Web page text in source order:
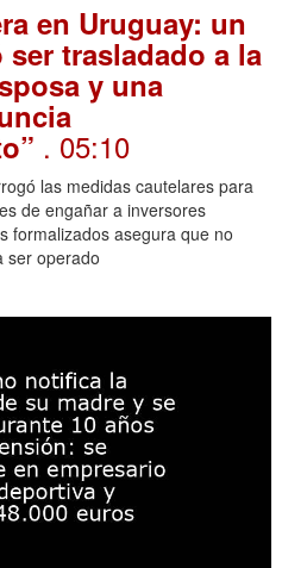
en Uruguay: un
trasladado a la
y una
. 05:10
las medidas cautelares para
de engañar a inversores
formalizados asegura que no
ser operado